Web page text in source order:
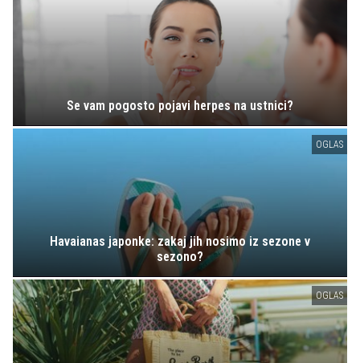
Se vam pogosto pojavi herpes na ustnici?
OGLAS
Havaianas japonke: zakaj jih nosimo iz sezone v
sezono?
OGLAS